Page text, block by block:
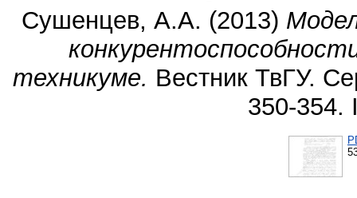
Сушенцев, А.А. (2013)
техникуме. Вестник ТвГУ.
350-354.